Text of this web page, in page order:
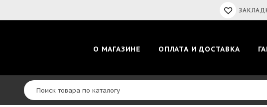
О МАГАЗИНЕ ОПЛАТА И ДОСТАВКА